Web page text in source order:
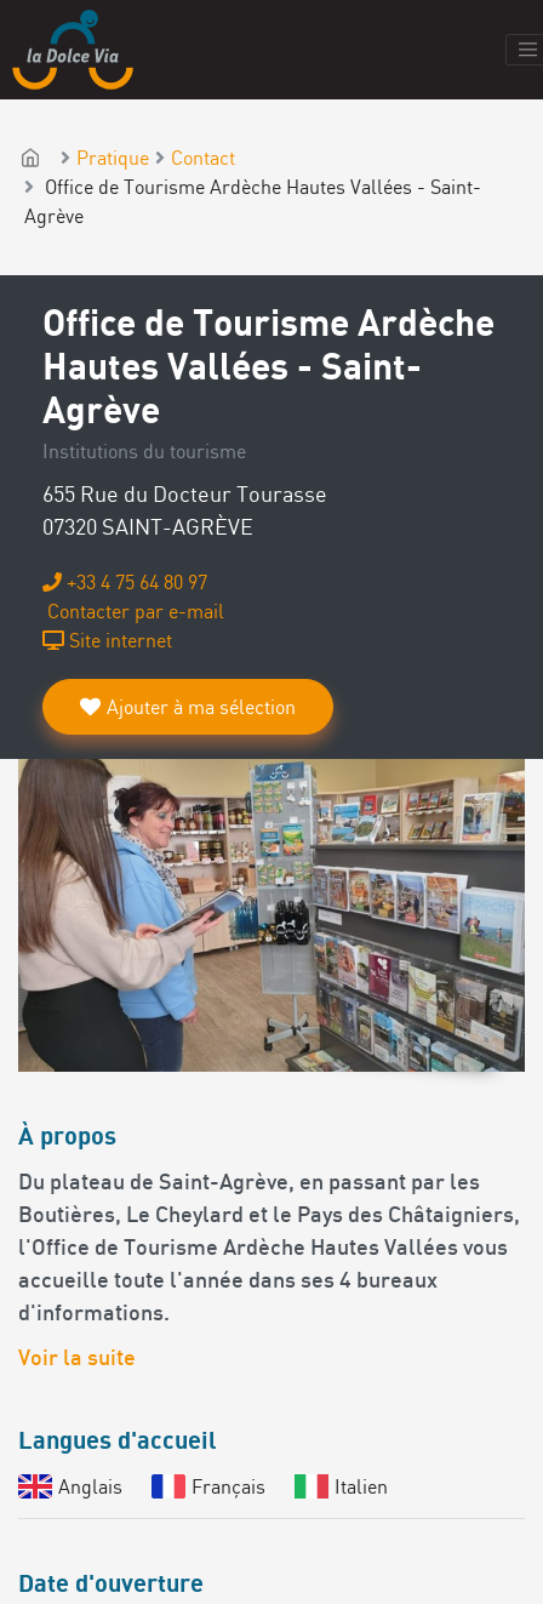
Pratique
Contact
Office de Tourisme Ardèche Hautes Vallées - Saint-
Agrève
Office de Tourisme Ardèche
Hautes Vallées - Saint-
Agrève
Institutions du tourisme
655 Rue du Docteur Tourasse
07320 SAINT-AGRÈVE
+33 4 75 64 80 97
Contacter par e-mail
Site internet
Ajouter à ma sélection
À propos
Du plateau de Saint-Agrève, en passant par les
Boutières, Le Cheylard et le Pays des Châtaigniers,
l'Office de Tourisme Ardèche Hautes Vallées vous
accueille toute l'année dans ses 4 bureaux
d'informations.
Voir la suite
Langues d'accueil
Anglais Français Italien
Date d'ouverture